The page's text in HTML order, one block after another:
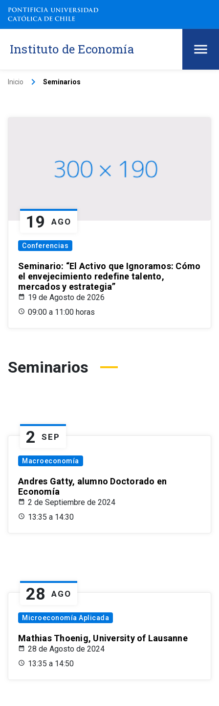
Instituto de Economía
Inicio keyboard_arrow_right Seminarios
19 AGO
Conferencias
Seminario: “El Activo que Ignoramos: Cómo
el envejecimiento redefine talento,
mercados y estrategia”
19 de Agosto de 2026
09:00 a 11:00 horas
Seminarios
2 SEP
Macroeconomía
Andres Gatty, alumno Doctorado en
Economía
2 de Septiembre de 2024
13:35 a 14:30
28 AGO
Microeconomía Aplicada
Mathias Thoenig, University of Lausanne
28 de Agosto de 2024
13:35 a 14:50